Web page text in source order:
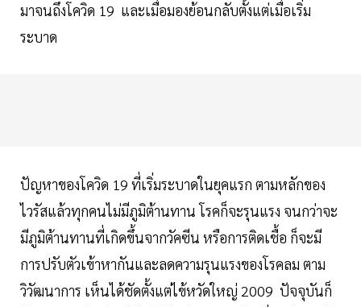
มาจนถึงโควิด 19 และเมื่อมองย้อนกลับตั้งแต่เมื่อเริ่ม
ระบาด
ปัญหาของโควิด 19 ที่เริ่มระบาดในยุคแรก ตามหลักของ
ไวรัสแล้วทุกคนไม่มีภูมิต้านทาน โรคก็จะรุนแรง จนกว่าจะ
มีภูมิต้านทานที่เกิดขึ้นจากวัคซีน หรือการติดเชื้อ ก็จะมี
การปรับตัวเข้าหากันและลดความรุนแรงของโรคลม ตาม
วิวัฒนาการ เห็นได้ชัดตั้งแต่ไข้หวัดใหญ่ 2009 ปัจจุบันก็